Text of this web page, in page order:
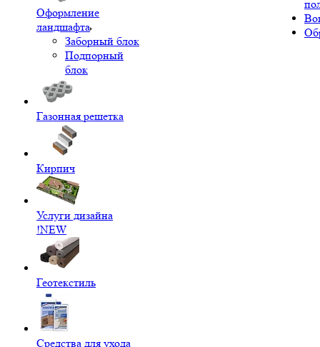
Оформление
ландшафта
Заборный блок
Подпорный
блок
Газонная решетка
Кирпич
Услуги дизайна
!NEW
Геотекстиль
Средства для ухода